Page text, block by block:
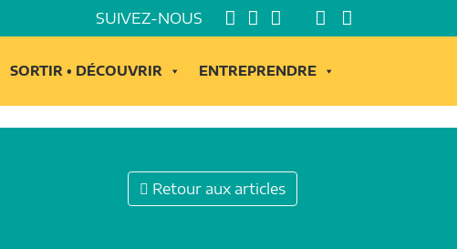
SUIVEZ-NOUS
SORTIR • DÉCOUVRIR ENTREPRENDRE
Retour aux articles